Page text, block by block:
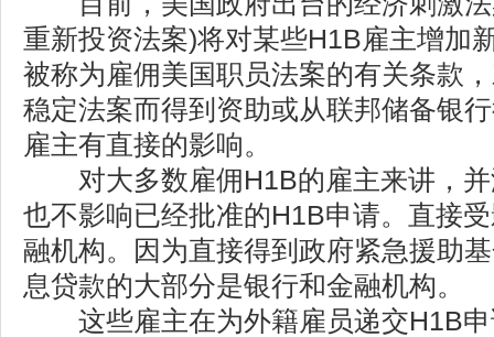
重新投资法案)将对某些H1B雇主增加
被称为雇佣美国职员法案的有关条款
稳定法案而得到资助或从联邦储备银
雇主有直接的影响。
对大多数雇佣H1B的雇主来讲，并
也不影响已经批准的H1B申请。直接
融机构。因为直接得到政府紧急援助
息贷款的大部分是银行和金融机构。
这些雇主在为外籍雇员递交H1B申